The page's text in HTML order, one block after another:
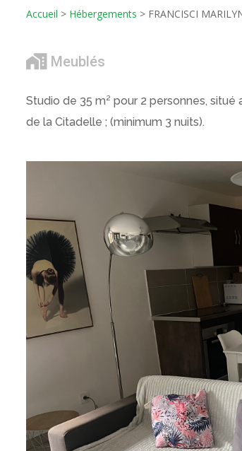
Accueil > Hébergements > FRANCISCI
Meublés
Studio de 35 m² pour 2 personnes,
de la Citadelle ; (minimum 3 nuits).